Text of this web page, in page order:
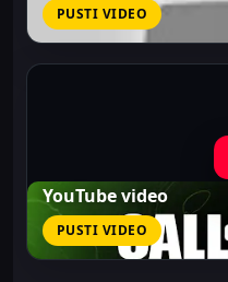
PUSTI VIDEO
YouTube video
PUSTI VIDEO